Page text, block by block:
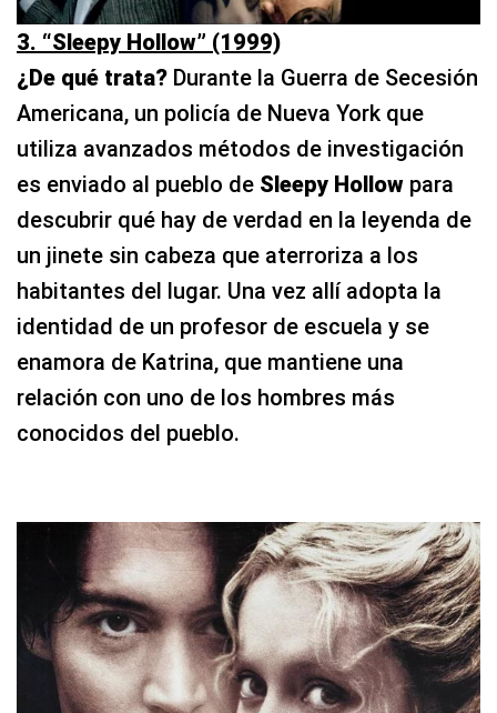
3. “Sleepy Hollow” (1999)
¿De qué trata? Durante la Guerra de Secesión
Americana, un policía de Nueva York que
utiliza avanzados métodos de investigación
es enviado al pueblo de Sleepy Hollow para
descubrir qué hay de verdad en la leyenda de
un jinete sin cabeza que aterroriza a los
habitantes del lugar. Una vez allí adopta la
identidad de un profesor de escuela y se
enamora de Katrina, que mantiene una
relación con uno de los hombres más
conocidos del pueblo.